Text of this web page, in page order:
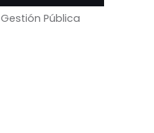
Gestión Pública